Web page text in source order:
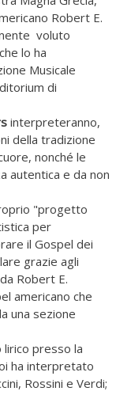
Robert E.
voluto
lo ha
Musicale
di
interpreteranno,
della tradizione
nonché le
autentica e da non
"progetto
per
il Gospel dei
grazie agli
Robert E.
americano che
una sezione
presso la
ha interpretato
Rossini e Verdi;